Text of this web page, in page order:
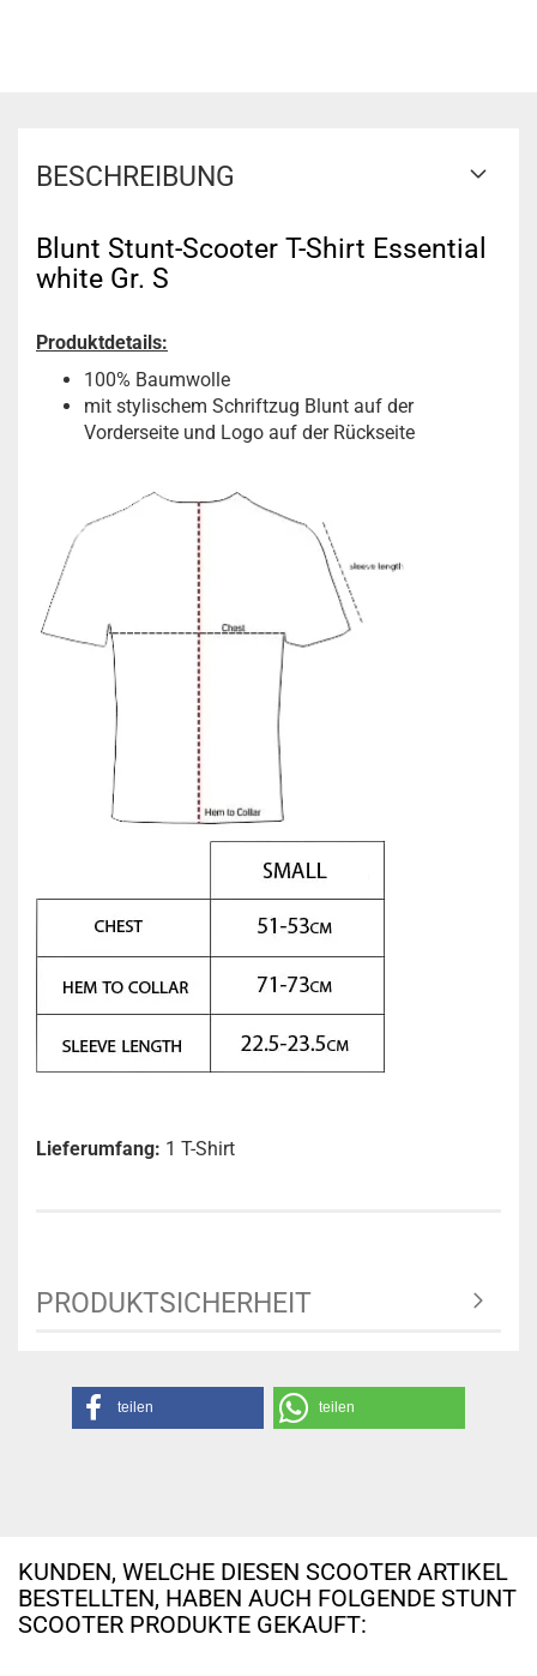
BESCHREIBUNG
Blunt Stunt-Scooter T-Shirt Essential
white Gr. S
Produktdetails:
100% Baumwolle
mit stylischem Schriftzug Blunt auf der
Vorderseite und Logo auf der Rückseite
Lieferumfang: 1 T-Shirt
PRODUKTSICHERHEIT
teilen teilen
KUNDEN, WELCHE DIESEN SCOOTER ARTIKEL
BESTELLTEN, HABEN AUCH FOLGENDE STUNT
SCOOTER PRODUKTE GEKAUFT: